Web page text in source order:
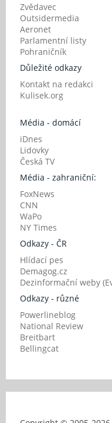
Zvědavec
Outsidermedia
Aeronet
Parlamentní listy
Pohraničník
Důležité odkazy
Kontakt na redakci
Kulisek.org
Média - domácí
iDnes
Lidovky
Česká TV
Média - zahraniční:
FoxNews
CNN
WaPo
NY Times
Odkazy - ČR
Hlídací pes
Demagog.cz
Dezinformační weby
Odkazy - různé
Powerlineblog
National Review
Breitbart
Bellingcat